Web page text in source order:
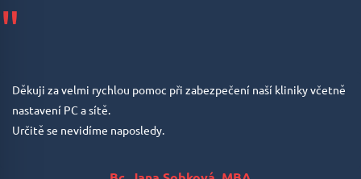
Děkuji za velmi rychlou pomoc při zabezpečení naší kliniky včetně
nastavení PC a sítě.
Určitě se nevidíme naposledy.
"